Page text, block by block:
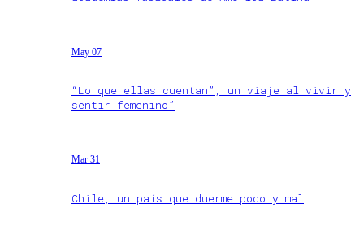
May 07
“Lo que ellas cuentan”, un viaje al vivir y
sentir femenino”
Mar 31
Chile, un país que duerme poco y mal